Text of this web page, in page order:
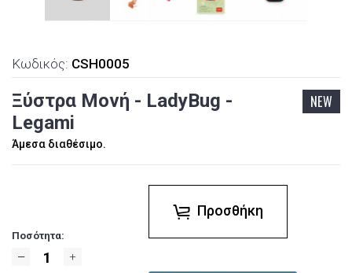
Κωδικός: CSH0005
Ξύστρα Μονή - LadyBug -
Legami
NEW
Άμεσα διαθέσιμο.
Ποσότητα:
Προσθήκη